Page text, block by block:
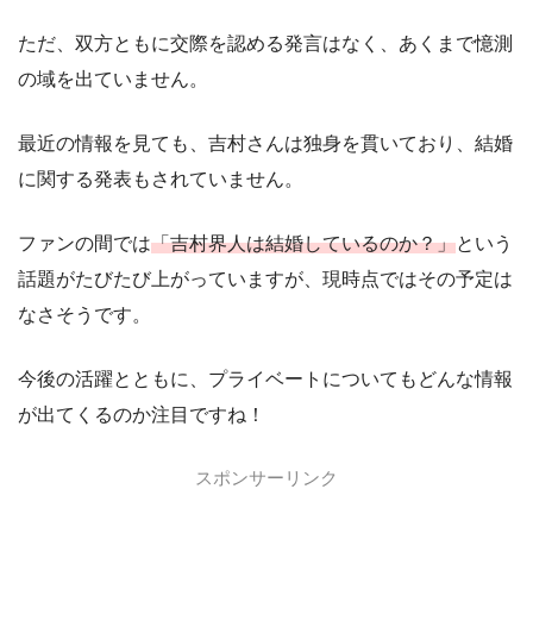
ただ、双方ともに交際を認める発言はなく、あくまで憶測
の域を出ていません。
最近の情報を見ても、吉村さんは独身を貫いており、結婚
に関する発表もされていません。
ファンの間では「吉村界人は結婚しているのか？」という
話題がたびたび上がっていますが、現時点ではその予定は
なさそうです。
今後の活躍とともに、プライベートについてもどんな情報
が出てくるのか注目ですね！
スポンサーリンク